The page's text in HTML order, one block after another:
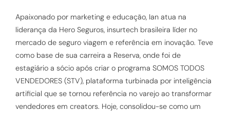
Apaixonado por marketing e educação, Ian atua na
liderança da Hero Seguros, insurtech brasileira líder no
mercado de seguro viagem e referência em inovação. Teve
como base de sua carreira a Reserva, onde foi de
estagiário a sócio após criar o programa SOMOS TODOS
VENDEDORES (STV), plataforma turbinada por inteligência
artificial que se tornou referência no varejo ao transformar
vendedores em creators. Hoje, consolidou-se como um